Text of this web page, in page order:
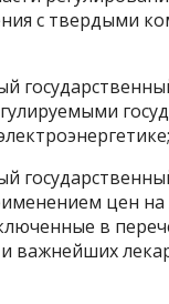
с твердыми
цен
в
важнейших